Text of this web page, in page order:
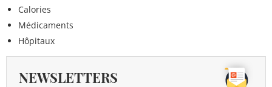
Calories
Médicaments
Hôpitaux
NEWSLETTERS